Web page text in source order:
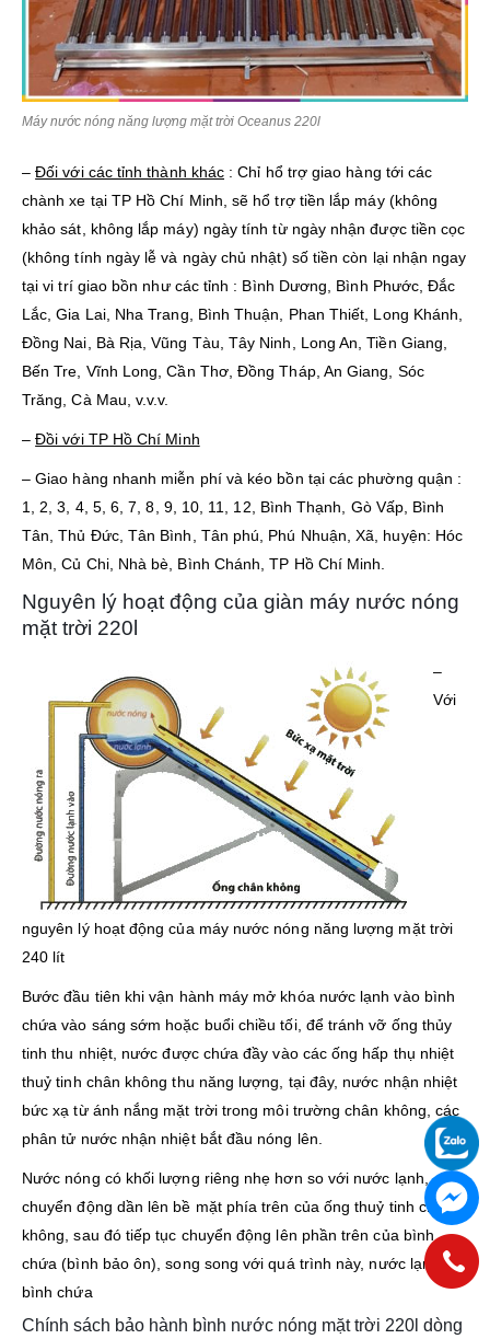
Máy nước nóng năng lượng mặt trời Oceanus 220l
–Đối với các tỉnh thành khác : Chỉ hổ trợ giao hàng tới các
chành xe tại TP Hồ Chí Minh, sẽ hổ trợ tiền lắp máy (không
khảo sát, không lắp máy) ngày tính từ ngày nhận được tiền cọc
(không tính ngày lễ và ngày chủ nhật) số tiền còn lại nhận ngay
tại vi trí giao bồn như các tỉnh : Bình Dương, Bình Phước, Đắc
Lắc, Gia Lai, Nha Trang, Bình Thuận, Phan Thiết, Long Khánh,
Đồng Nai, Bà Rịa, Vũng Tàu, Tây Ninh, Long An, Tiền Giang,
Bến Tre, Vĩnh Long, Cần Thơ, Đồng Tháp, An Giang, Sóc
Trăng, Cà Mau, v.v.v.
–Đồi với TP Hồ Chí Minh
– Giao hàng nhanh miễn phí và kéo bồn tại các phường quận :
1, 2, 3, 4, 5, 6, 7, 8, 9, 10, 11, 12, Bình Thạnh, Gò Vấp, Bình
Tân, Thủ Đức, Tân Bình, Tân phú, Phú Nhuận, Xã, huyện: Hóc
Môn, Củ Chi, Nhà bè, Bình Chánh, TP Hồ Chí Minh.
Nguyên lý hoạt động của giàn máy nước nóng
mặt trời 220l
–
Với
nguyên lý hoạt động của máy nước nóng năng lượng mặt trời
240 lít
Bước đầu tiên khi vận hành máy mở khóa nước lạnh vào bình
chứa vào sáng sớm hoặc buổi chiều tối, để tránh vỡ ống thủy
tinh thu nhiệt, nước được chứa đầy vào các ống hấp thụ nhiệt
thuỷ tinh chân không thu năng lượng, tại đây, nước nhận nhiệt
bức xạ từ ánh nắng mặt trời trong môi trường chân không, các
phân tử nước nhận nhiệt bắt đầu nóng lên.
Nước nóng có khối lượng riêng nhẹ hơn so với nước lạnh,
chuyển động dần lên bề mặt phía trên của ống thuỷ tinh chân
không, sau đó tiếp tục chuyển động lên phần trên của bình
chứa (bình bảo ôn), song song với quá trình này, nước lạnh từ
bình chứa
Chính sách bảo hành bình nước nóng mặt trời 220l dòng